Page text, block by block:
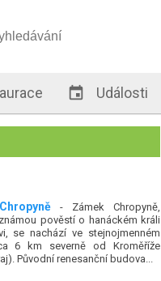
 Události
- Zámek Chropyně,
pověstí o hanáckém králi
se nachází ve stejnojmenném
6 km severně od Kroměříže
Původní renesanční budova...